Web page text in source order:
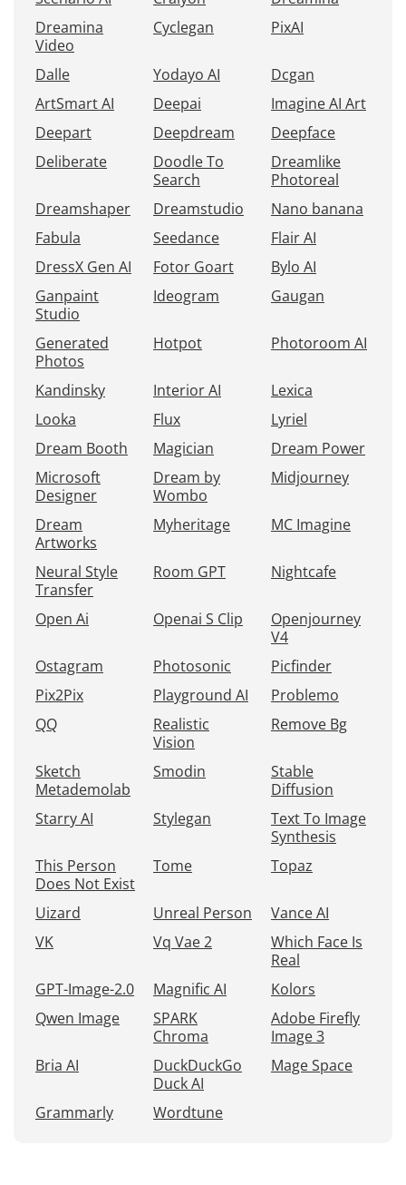
Dreamina
Video
Cyclegan PixAI
Dalle Yodayo AI
Dcgan
ArtSmart AI
Deepai
Imagine AI Art
Deepart
Deepdream
Deepface
Deliberate
Doodle To
Search
Dreamlike
Photoreal
Dreamshaper
Dreamstudio
Nano banana
Fabula
Seedance
Flair AI
DressX Gen AI
Fotor Goart
Bylo AI
Ganpaint
Studio
Ideogram Gaugan
Generated
Photos
Hotpot Photoroom AI
Kandinsky Interior AI
Lexica
Looka
Flux
Lyriel
Dream Booth
Magician
Dream Power
Microsoft
Designer
Dream by
Wombo
Midjourney
Dream
Artworks
Myheritage MC Imagine
Neural Style
Transfer
Room GPT Nightcafe
Open Ai Openai S Clip
Openjourney
V4
Ostagram
Photosonic
Picfinder
Pix2Pix
Playground AI
Problemo
QQ
Realistic
Vision
Remove Bg
Sketch
Metademolab
Smodin
Stable
Diffusion
Starry AI
Stylegan
Text To Image
Synthesis
This Person
Does Not Exist
Tome Topaz
Uizard Unreal Person
Vance AI
VK
Vq Vae 2
Which Face Is
Real
GPT-Image-2.0
Magnific AI
Kolors
Qwen Image
SPARK
Chroma
Adobe Firefly
Image 3
Bria AI
DuckDuckGo
Duck AI
Mage Space
Grammarly Wordtune